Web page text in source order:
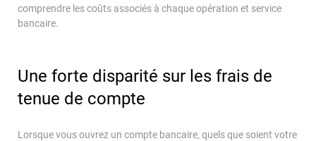
Espace Particulier
comprendre les coûts associés à chaque opération et service
bancaire.
Une forte disparité sur les frais de
tenue de compte
Lorsque vous ouvrez un compte bancaire, quels que soient votre